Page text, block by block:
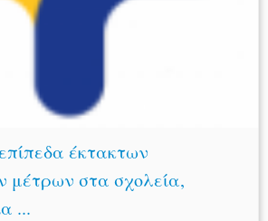
έκτακτων
μέτρων στα σχολεία,
...